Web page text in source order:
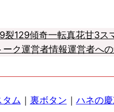
裂129傾奇一転真花甘3ス
ーク運営者情報運営者へ
タム ｜ 裏ボタン ｜ ハネの